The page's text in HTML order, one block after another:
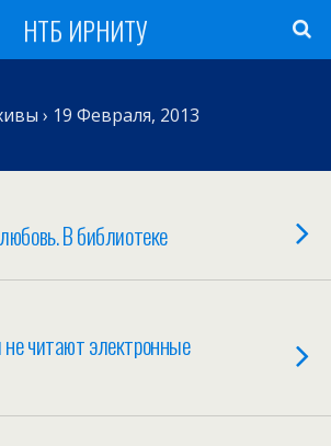
НТБ ИРНИТУ
› 19 Февраля, 2013
В библиотеке
читают электронные